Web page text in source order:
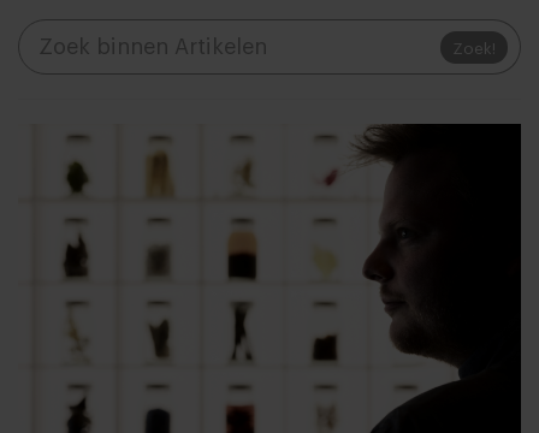
Zoek!